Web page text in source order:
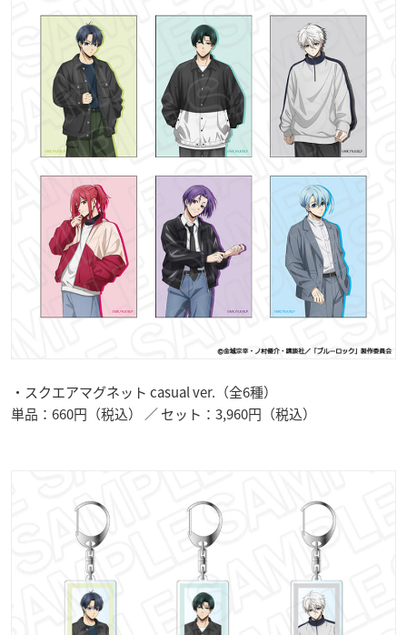
・スクエアマグネット casual ver.（全6種）
単品：660円（税込） ／ セット：3,960円（税込）